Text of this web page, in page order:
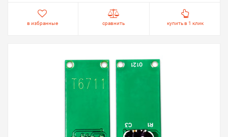
в избранные сравнить купить в 1 клик